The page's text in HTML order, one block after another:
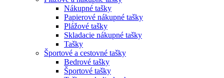
Nákupné tašky
Papierové nákupné tašky
Plážové tašky
Skladacie nákupné tašky
Tašky
Športové a cestovné tašky
Bedrové tašky
Športové tašky